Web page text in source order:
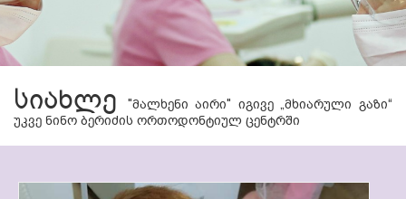
სიახლე
"მალხენი აირი" იგივე „მხიარული გაზი“
უკვე ნინო ბერიძის ორთოდონტიულ ცენტრში